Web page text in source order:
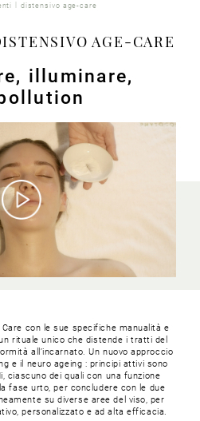
distensivo age-care
AGE-CARE
illuminare,
con le sue specifiche manualità e
rituale unico che distende i tratti del
all’incarnato. Un nuovo approccio
e il neuro ageing : principi attivi sono
ciascuno dei quali con una funzione
fase urto, per concludere con le due
su diverse aree del viso, per
personalizzato e ad alta efficacia.